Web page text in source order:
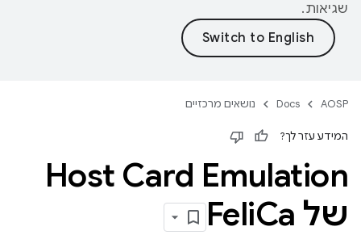
שגיאות.
AOSP
Docs נושאים מרכזיים
המידע עזר לך?
Host Card Emulation
של Feli Ca